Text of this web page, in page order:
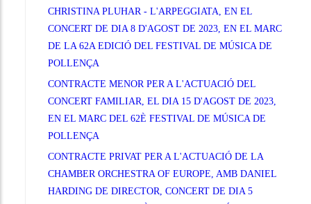
CHRISTINA PLUHAR - L'ARPEGGIATA, EN EL
CONCERT DE DIA 8 D'AGOST DE 2023, EN EL MARC
DE LA 62A EDICIÓ DEL FESTIVAL DE MÚSICA DE
POLLENÇA
CONTRACTE MENOR PER A L'ACTUACIÓ DEL
CONCERT FAMILIAR, EL DIA 15 D'AGOST DE 2023,
EN EL MARC DEL 62È FESTIVAL DE MÚSICA DE
POLLENÇA
CONTRACTE PRIVAT PER A L'ACTUACIÓ DE LA
CHAMBER ORCHESTRA OF EUROPE, AMB DANIEL
HARDING DE DIRECTOR, CONCERT DE DIA 5